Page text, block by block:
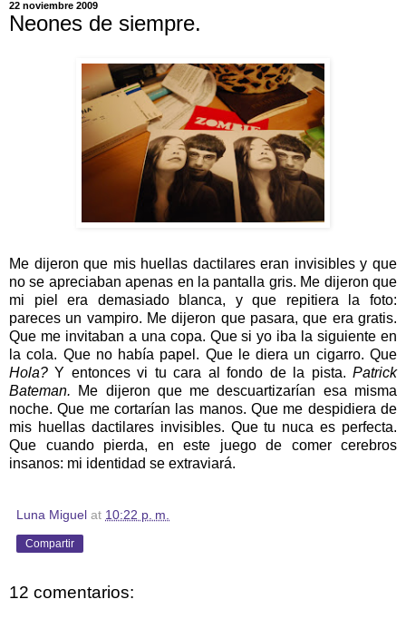
22 noviembre 2009
Neones de siempre.
Me dijeron que mis huellas dactilares eran invisibles y que
no se apreciaban apenas en la pantalla gris. Me dijeron que
mi piel era demasiado blanca, y que repitiera la foto:
pareces un vampiro. Me dijeron que pasara, que era gratis.
Que me invitaban a una copa. Que si yo iba la siguiente en
la cola. Que no había papel. Que le diera un cigarro. Que
Hola? Y entonces vi tu cara al fondo de la pista. Patrick
Bateman. Me dijeron que me descuartizarían esa misma
noche. Que me cortarían las manos. Que me despidiera de
mis huellas dactilares invisibles. Que tu nuca es perfecta.
Que cuando pierda, en este juego de comer cerebros
insanos: mi identidad se extraviará.
Luna Miguel at 10:22 p. m.
Compartir
12 comentarios: